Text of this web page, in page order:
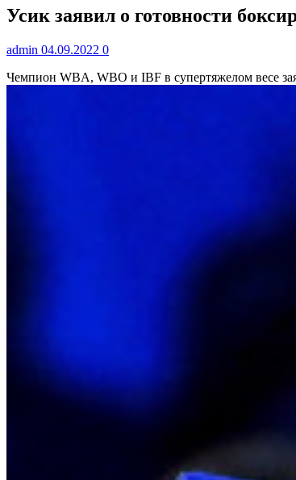
Усик заявил о готовности
admin 04.09.2022 0
Чемпион WBA, WBO и IBF в супертяжелом весе